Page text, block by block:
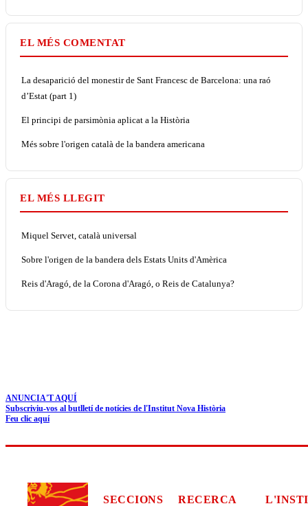
EL MÉS COMENTAT
La desaparició del monestir de Sant Francesc de Barcelona: una raó
d’Estat (part 1)
El principi de parsimònia aplicat a la Història
Més sobre l'origen català de la bandera americana
EL MÉS LLEGIT
Miquel Servet, català universal
Sobre l'origen de la bandera dels Estats Units d'Amèrica
Reis d'Aragó, de la Corona d'Aragó, o Reis de Catalunya?
ANUNCIA'T AQUÍ
Subscriviu-vos al butlletí de notícies de l'Institut Nova Història
Feu clic aquí
SECCIONS RECERCA